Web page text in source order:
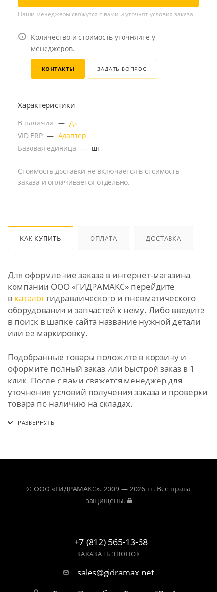
Наши менеджеры свяжутся с вами и уточнят условия заказа
Количество и стоимость уточняйте у
менеджеров.
КОНТАКТЫ ЗАДАТЬ ВОПРОС
Характеристики
В наличии — Да
VID ERP — Адаптер
Базовая единица — шт
Стоимость доставки не включается в стоимость
заказа и оплачивается отдельно.
КАК КУПИТЬ ОПЛАТА ДОСТАВКА
Для оформление заказа в интернет-магазина
компании ООО «ГИДРАМАКС» перейдите
в каталог гидравлического и пневматического
оборудования и запчастей к нему. Либо введите
в поиск в шапке сайта название нужной детали
или ее маркировку.
Подобранные товары положите в корзину и
оформите полный заказ или быстрой заказ в 1
клик. После с вами свяжется менеджер для
уточнения условий получения заказа и проверки
товара по наличию на складах.
© ООО «ГИДРАМАКС». 2009 — 2026 гг. Все права
защищены.
+7 (812) 565-13-68
ЗАКАЗАТЬ ЗВОНОК
sales@gidramax.net